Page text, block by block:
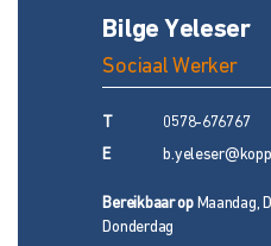
Bilge Yeleser
Sociaal Werker
0578-676767
E
Bereikbaar opMaandag,
Donderdag